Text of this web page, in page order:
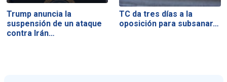
Trump anuncia la
suspensión de un ataque
contra Irán…
TC da tres días a la
oposición para subsanar…